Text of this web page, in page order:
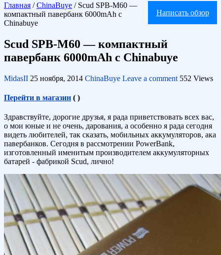
Написать обзор
Главная / ChinaBuye / Scud SPB-M60 —
компактный павербанк 6000mAh с
Chinabuye
Scud SPB-M60 — компактный
павербанк 6000mAh с Chinabuye
MidasII 25 ноября, 2014 ChinaBuye Leave a comment 552 Views
Перейти в магазин ( )
Здравствуйте, дорогие друзья, я рада приветствовать всех вас,
о мои юные и не очень, дарования, а особенно я рада сегодня
видеть любителей, так сказать, мобильных аккумуляторов, ака
павербанков. Сегодня в рассмотрении PowerBank,
изготовленный именитым производителем аккумуляторных
батарей - фабрикой Scud, лично!